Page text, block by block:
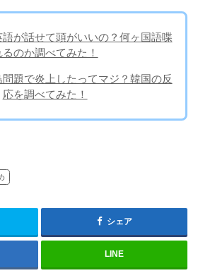
が話せて頭がいいの？何ヶ国語喋
るのか調べてみた！
題で炎上したってマジ？韓国の反
応を調べてみた！
シェア
LINE